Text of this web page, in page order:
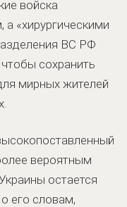
войска
«хирургическими
ВС РФ
сохранить
мирных жителей
вероятным
остается
его словам,